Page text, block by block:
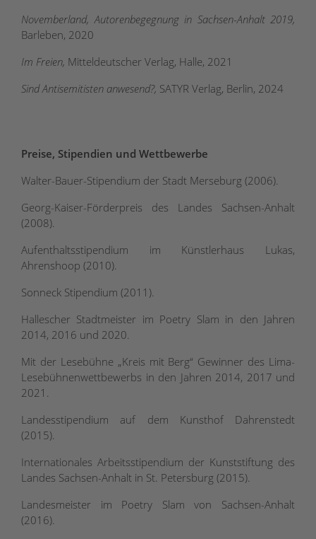
Novemberland, Autorenbegegnung in Sachsen-Anhalt 2019,
Barleben, 2020
Im Freien, Mitteldeutscher Verlag, Halle, 2021
Sind Antisemitisten anwesend?, SATYR Verlag, Berlin, 2024
Preise, Stipendien und Wettbewerbe
Walter-Bauer-Stipendium der Stadt Merseburg (2006).
Georg-Kaiser-Förderpreis des Landes Sachsen-Anhalt
(2008).
Aufenthaltsstipendium im Künstlerhaus Lukas,
Ahrenshoop (2010).
Sonneck Stipendium (2011).
Hallescher Stadtmeister im Poetry Slam in den Jahren
2014, 2016 und 2020.
Mit der Lesebühne „Kreis mit Berg“ Gewinner des Lima-
Lesebühnenwettbewerbs in den Jahren 2014, 2017 und
2021.
Landesstipendium auf dem Kunsthof Dahrenstedt
(2015).
Internationales Arbeitsstipendium der Kunststiftung des
Landes Sachsen-Anhalt in St. Petersburg (2015).
Landesmeister im Poetry Slam von Sachsen-Anhalt
(2016).